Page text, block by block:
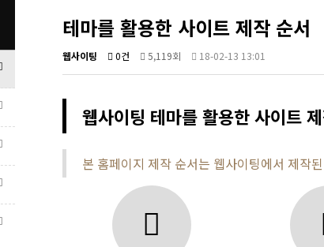
테마를 활용한 사이트 제작 순서
웹사이팅 0건 5,119회 18-02-13 13:01
웹사이팅 테마를 활용한 사이트
본 홈페이지 제작 순서는 웹사이팅에서 제작